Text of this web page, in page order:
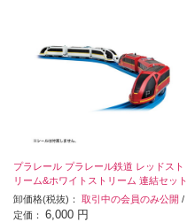
プラレール プラレール鉄道 レッドスト
リーム&ホワイトストリーム 連結セット
卸価格(税抜)： 取引中の会員のみ公開 /
定価： 6,000 円